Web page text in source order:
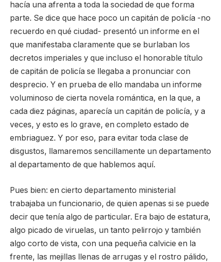
hacía una afrenta a toda la sociedad de que forma
parte. Se dice que hace poco un capitán de policía -no
recuerdo en qué ciudad- presentó un informe en el
que manifestaba claramente que se burlaban los
decretos imperiales y que incluso el honorable título
de capitán de policía se llegaba a pronunciar con
desprecio. Y en prueba de ello mandaba un informe
voluminoso de cierta novela romántica, en la que, a
cada diez páginas, aparecía un capitán de policía, y a
veces, y esto es lo grave, en completo estado de
embriaguez. Y por eso, para evitar toda clase de
disgustos, llamaremos sencillamente un departamento
al departamento de que hablemos aquí.
Pues bien: en cierto departamento ministerial
trabajaba un funcionario, de quien apenas si se puede
decir que tenía algo de particular. Era bajo de estatura,
algo picado de viruelas, un tanto pelirrojo y también
algo corto de vista, con una pequeña calvicie en la
frente, las mejillas llenas de arrugas y el rostro pálido,